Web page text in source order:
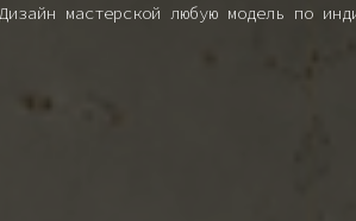
мастерской любую модель по